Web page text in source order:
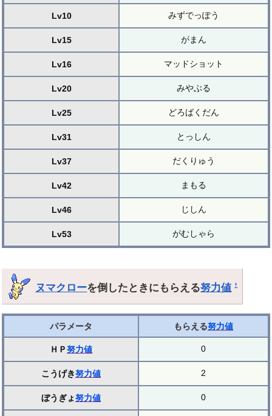
Lv10 みずでっぽう
Lv15 がまん
Lv16 マッドショット
Lv20 みやぶる
Lv25 どろばくだん
Lv31 とっしん
Lv37 だくりゅう
Lv42 まもる
Lv46 じしん
Lv53 がむしゃら
ヌマクローを倒したときにもらえる努力値 †
パラメータ もらえる努力値
ＨＰ努力値 0
こうげき努力値 2
ぼうぎょ努力値 0